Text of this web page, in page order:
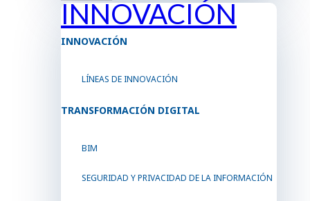
INNOVACIÓN
INNOVACIÓN
LÍNEAS DE INNOVACIÓN
TRANSFORMACIÓN DIGITAL
BIM
SEGURIDAD Y PRIVACIDAD DE LA INFORMACIÓN